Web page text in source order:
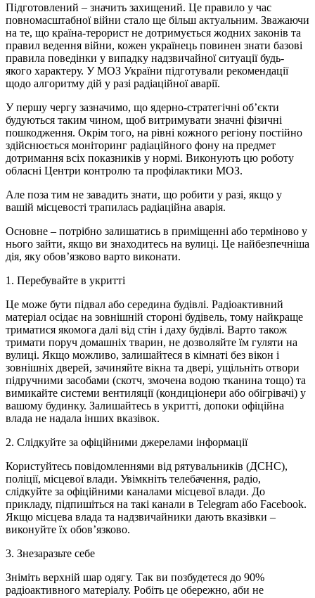
Підготовлений – значить захищений. Це правило у час
повномасштабної війни стало ще більш актуальним. Зважаючи
на те, що країна-терорист не дотримується жодних законів та
правил ведення війни, кожен українець повинен знати базові
правила поведінки у випадку надзвичайної ситуації будь-
якого характеру. У МОЗ України підготували рекомендації
щодо алгоритму дій у разі радіаційної аварії.
У першу чергу зазначимо, що ядерно-стратегічні об’єкти
будуються таким чином, щоб витримувати значні фізичні
пошкодження. Окрім того, на рівні кожного регіону постійно
здійснюється моніторинг радіаційного фону на предмет
дотримання всіх показників у нормі. Виконують цю роботу
обласні Центри контролю та профілактики МОЗ.
Але поза тим не завадить знати, що робити у разі, якщо у
вашій місцевості трапилась радіаційна аварія.
Основне – потрібно залишатись в приміщенні або терміново у
нього зайти, якщо ви знаходитесь на вулиці. Це найбезпечніша
дія, яку обов’язково варто виконати.
1. Перебувайте в укритті
Це може бути підвал або середина будівлі. Радіоактивний
матеріал осідає на зовнішній стороні будівель, тому найкраще
триматися якомога далі від стін і даху будівлі. Варто також
тримати поруч домашніх тварин, не дозволяйте їм гуляти на
вулиці. Якщо можливо, залишайтеся в кімнаті без вікон і
зовнішніх дверей, зачиняйте вікна та двері, ущільніть отвори
підручними засобами (скотч, змочена водою тканина тощо) та
вимикайте системи вентиляції (кондиціонери або обігрівачі) у
вашому будинку. Залишайтесь в укритті, допоки офіційна
влада не надала інших вказівок.
2. Слідкуйте за офіційними джерелами інформації
Користуйтесь повідомленнями від рятувальників (ДСНС),
поліції, місцевої влади. Увімкніть телебачення, радіо,
слідкуйте за офіційними каналами місцевої влади. До
прикладу, підпишіться на такі канали в Telegram або Facebook.
Якщо місцева влада та надзвичайники дають вказівки –
виконуйте їх обов’язково.
3. Знезаразьте себе
Зніміть верхній шар одягу. Так ви позбудетеся до 90%
радіоактивного матеріалу. Робіть це обережно, аби не